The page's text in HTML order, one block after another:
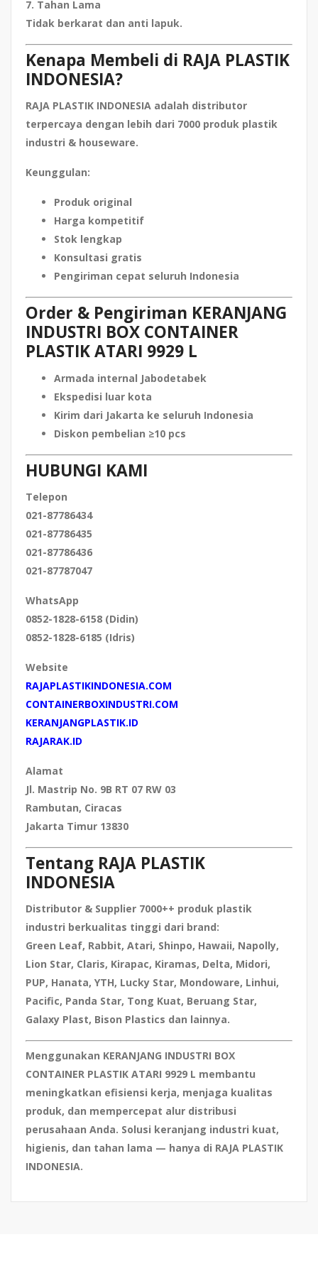
7. Tahan Lama
Tidak berkarat dan anti lapuk.
Kenapa Membeli di RAJA PLASTIK
INDONESIA?
RAJA PLASTIK INDONESIA adalah distributor
terpercaya dengan lebih dari 7000 produk plastik
industri & houseware.
Keunggulan:
Produk original
Harga kompetitif
Stok lengkap
Konsultasi gratis
Pengiriman cepat seluruh Indonesia
Order & Pengiriman KERANJANG
INDUSTRI BOX CONTAINER
PLASTIK ATARI 9929 L
Armada internal Jabodetabek
Ekspedisi luar kota
Kirim dari Jakarta ke seluruh Indonesia
Diskon pembelian ≥10 pcs
HUBUNGI KAMI
Telepon
021-87786434
021-87786435
021-87786436
021-87787047
WhatsApp
0852-1828-6158 (Didin)
0852-1828-6185 (Idris)
Website
RAJAPLASTIKINDONESIA.COM
CONTAINERBOXINDUSTRI.COM
KERANJANGPLASTIK.ID
RAJARAK.ID
Alamat
Jl. Mastrip No. 9B RT 07 RW 03
Rambutan, Ciracas
Jakarta Timur 13830
Tentang RAJA PLASTIK
INDONESIA
Distributor & Supplier 7000++ produk plastik
industri berkualitas tinggi dari brand:
Green Leaf, Rabbit, Atari, Shinpo, Hawaii, Napolly,
Lion Star, Claris, Kirapac, Kiramas, Delta, Midori,
PUP, Hanata, YTH, Lucky Star, Mondoware, Linhui,
Pacific, Panda Star, Tong Kuat, Beruang Star,
Galaxy Plast, Bison Plastics dan lainnya.
Menggunakan KERANJANG INDUSTRI BOX
CONTAINER PLASTIK ATARI 9929 L membantu
meningkatkan efisiensi kerja, menjaga kualitas
produk, dan mempercepat alur distribusi
perusahaan Anda. Solusi keranjang industri kuat,
higienis, dan tahan lama — hanya di RAJA PLASTIK
INDONESIA.